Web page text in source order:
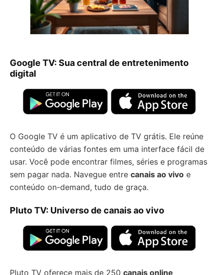
Google TV: Sua central de entretenimento
digital
O Google TV é um aplicativo de TV grátis. Ele reúne
conteúdo de várias fontes em uma interface fácil de
usar. Você pode encontrar filmes, séries e programas
sem pagar nada. Navegue entre canais ao vivo e
conteúdo on-demand, tudo de graça.
Pluto TV: Universo de canais ao vivo
Pluto TV oferece mais de 250 canais online